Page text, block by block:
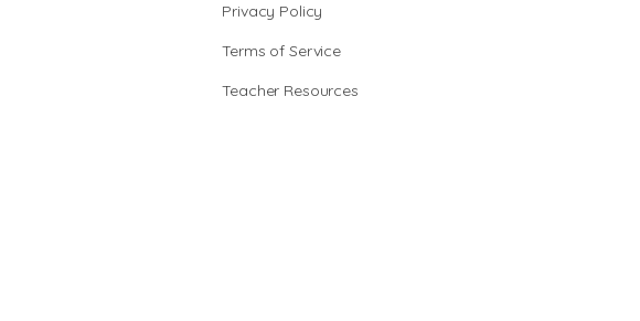
Privacy Policy
Terms of Service
Teacher Resources